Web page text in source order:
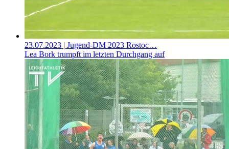
23.07.2023 | Jugend-DM 2023 Rostoc…
Lea Bork trumpft im letzten Durchgang auf